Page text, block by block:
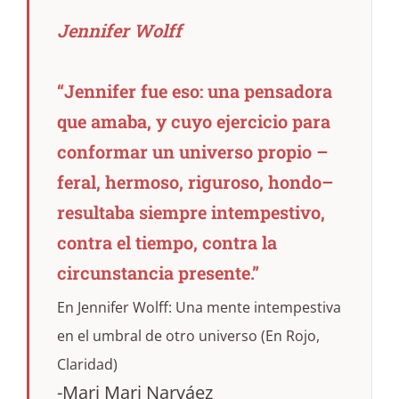
Jennifer Wolff
“Jennifer fue eso: una pensadora
que amaba, y cuyo ejercicio para
conformar un universo propio –
feral, hermoso, riguroso, hondo–
resultaba siempre intempestivo,
contra el tiempo, contra la
circunstancia presente.”
En Jennifer Wolff: Una mente intempestiva
en el umbral de otro universo (En Rojo,
Claridad)
-Mari Mari Narváez